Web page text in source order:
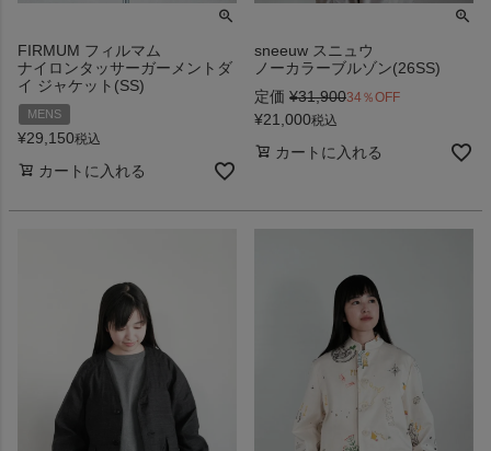
FIRMUM フィルマム
ナイロンタッサーガーメントダ
イ ジャケット(SS)
MENS
¥29,150税込
カートに入れる
sneeuw スニュウ
ノーカラーブルゾン(26SS)
定価 ¥31,90034％OFF
¥21,000税込
カートに入れる